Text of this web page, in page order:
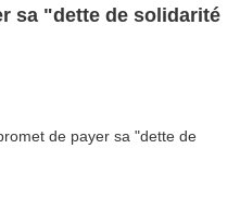
sa "dette de solidarité